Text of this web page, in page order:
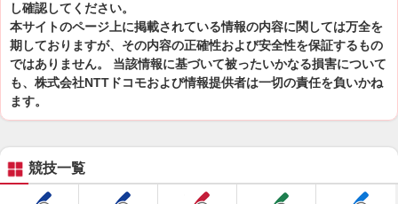
し確認してください。
本サイトのページ上に掲載されている情報の内容に関しては万全を
期しておりますが、その内容の正確性および安全性を保証するもの
ではありません。 当該情報に基づいて被ったいかなる損害について
も、株式会社NTTドコモおよび情報提供者は一切の責任を負いかね
ます。
競技一覧